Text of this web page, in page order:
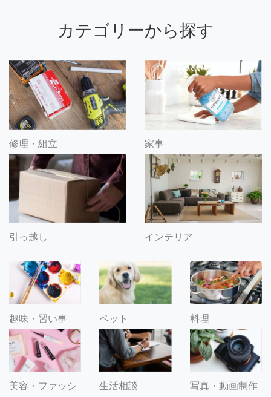
カテゴリーから探す
修理・組立 家事
引っ越し インテリア
趣味・習い事 ペット 料理
美容・ファッシ
生活相談 写真・動画制作